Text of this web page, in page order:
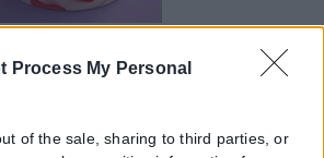
Process My Personal
of the sale, sharing to third parties, or